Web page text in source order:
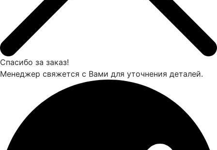
Спасибо за заказ!
Менеджер свяжется с Вами для уточнения деталей.